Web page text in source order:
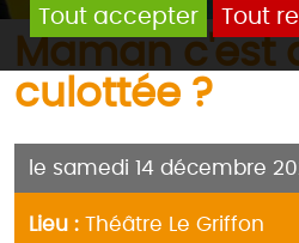
Tout accepter Tout
Maman c'est
culottée ?
le samedi 14 décembre
Lieu : Théâtre Le Griffon